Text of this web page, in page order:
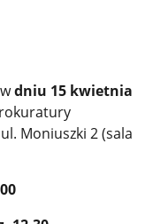
wdniu 15 kwietnia
Moniuszki 2 (sala